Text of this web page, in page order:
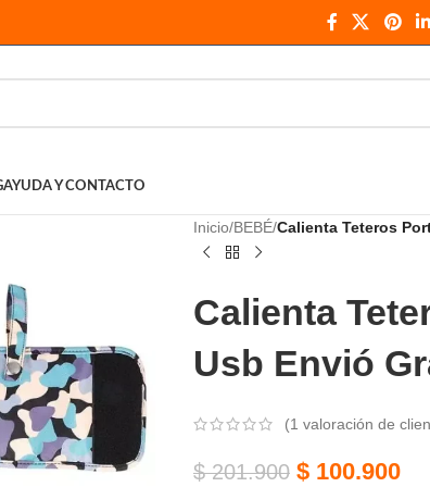
AYUDA Y CONTACTO
Inicio BEBÉ Calienta Teteros
Calienta
Usb Envió
(1 valoración de
$201.900 $100.900